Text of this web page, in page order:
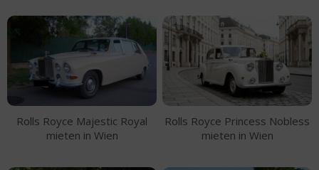
Rolls Royce Majestic Royal
mieten in Wien
Rolls Royce Princess Nobless
mieten in Wien